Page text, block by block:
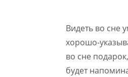
Видеть во сне
хорошо-
во сне
будет